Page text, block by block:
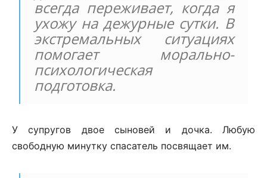
всегда переживает, когда я
ухожу на дежурные сутки. В
экстремальных ситуациях
помогает морально-
психологическая
подготовка.
У супругов двое сыновей и дочка. Любую
свободную минутку спасатель посвящает им.